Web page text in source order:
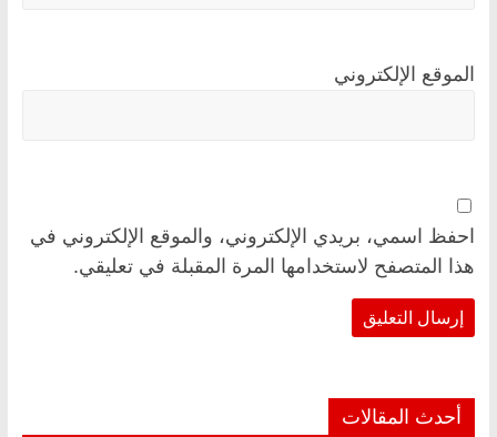
الموقع الإلكتروني
احفظ اسمي، بريدي الإلكتروني، والموقع الإلكتروني في
هذا المتصفح لاستخدامها المرة المقبلة في تعليقي.
أحدث المقالات